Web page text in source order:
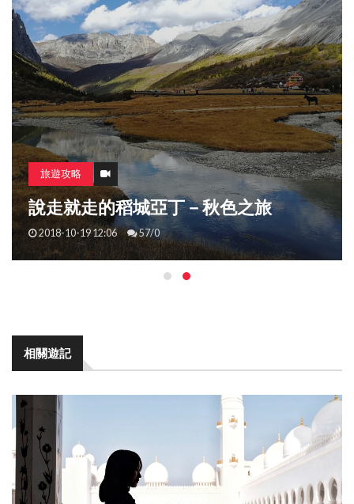
旅遊攻略
長相思，在長安
2018-07-02 18:11 3125/17
相關遊記